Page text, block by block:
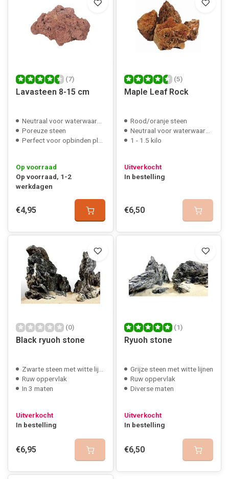
(7)
Lavasteen 8-15 cm
Neutraal voor waterwaarden
Poreuze steen
Perfect voor opbinden planten/mossen
Op voorraad
Op voorraad, 1-2
werkdagen
€4,95
(5)
Maple Leaf Rock
Rood/oranje steen
Neutraal voor waterwaarden
1 - 1.5 kilo
Uitverkocht
In bestelling
€6,50
(0)
Black ryuoh stone
Zwarte steen met witte lijnen
Ruw oppervlak
In 3 maten
Uitverkocht
In bestelling
€6,95
(1)
Ryuoh stone
Grijze steen met witte lijnen
Ruw oppervlak
Diverse maten
Uitverkocht
In bestelling
€6,50